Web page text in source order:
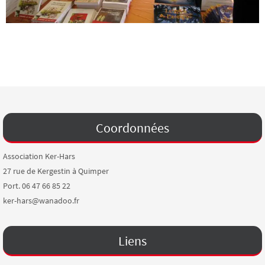
Coordonnées
Association Ker-Hars
27 rue de Kergestin à Quimper
Port. 06 47 66 85 22
ker-hars@wanadoo.fr
Liens